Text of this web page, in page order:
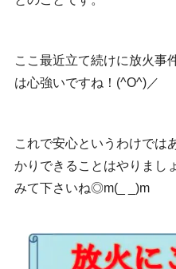
ここ最近立て続けに放火事
は心強いですね！(^O^)／
これで安心というわけでは
かりできることはやりまし
みて下さいね◎m(_ _)m